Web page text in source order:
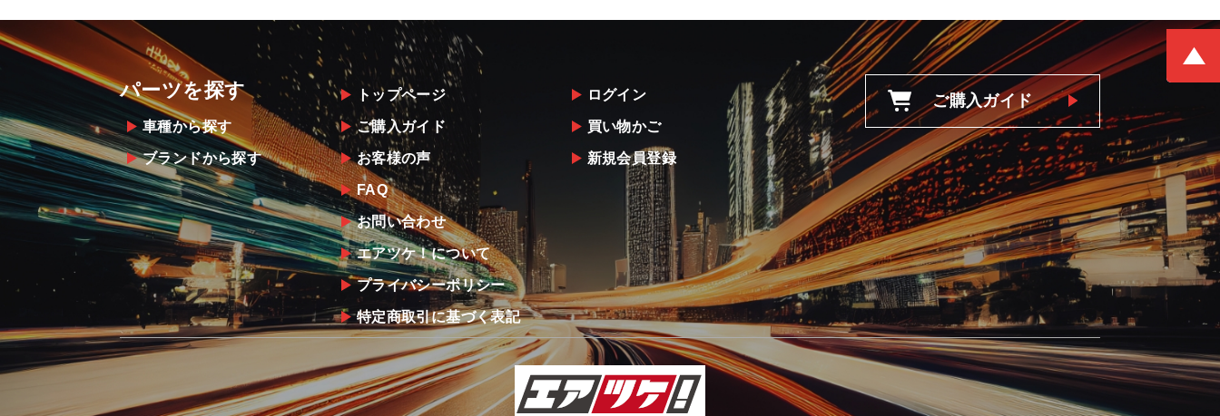
パーツを探す
車種から探す
ブランドから探す
トップページ
ご購入ガイド
お客様の声
FAQ
お問い合わせ
エアツケ！について
プライバシーポリシー
特定商取引に基づく表記
ログイン
買い物かご
新規会員登録
ご購入ガイド